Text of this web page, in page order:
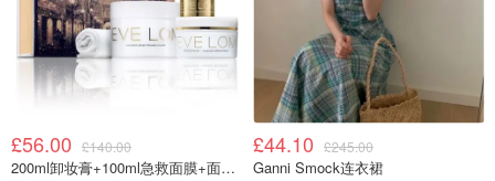
£56.00 £140.00
200ml卸妆膏+100ml急救面膜+面霜+洁颜布
£44.10 £245.00
Ganni Smock连衣裙